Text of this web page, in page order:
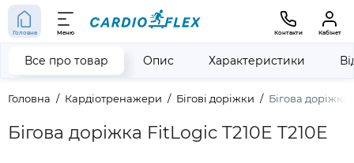
Головна Меню Контакти Кабінет
Головна Кардіотренажери Бігові доріжки Бігова доріжка
Бігова доріжка FitLogic T210E T210E
Все про товар Опис Характеристики